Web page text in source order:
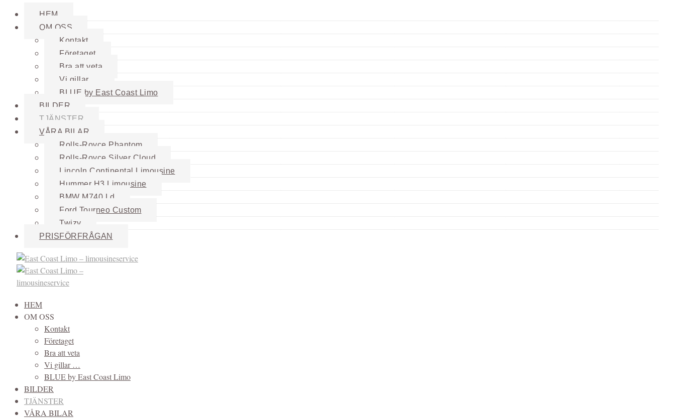
HEM
OM OSS
Kontakt
Företaget
Bra att veta
Vi gillar …
BLUE by East Coast Limo
BILDER
TJÄNSTER
VÅRA BILAR
Rolls-Royce Phantom
Rolls-Royce Silver Cloud
Lincoln Continental Limousine
Hummer H3 Limousine
BMW M740 Ld
Ford Tourneo Custom
Twizy
PRISFÖRFRÅGAN
HEM
OM OSS
Kontakt
Företaget
Bra att veta
Vi gillar …
BLUE by East Coast Limo
BILDER
TJÄNSTER
VÅRA BILAR